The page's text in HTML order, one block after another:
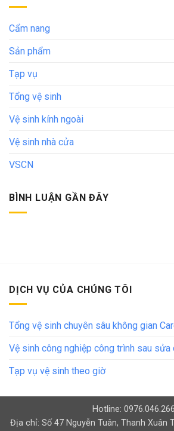
Cẩm nang
Sản phẩm
Tạp vụ
Tổng vệ sinh
Vệ sinh kính ngoài
Vệ sinh nhà cửa
VSCN
BÌNH LUẬN GẦN ĐÂY
DỊCH VỤ CỦA CHÚNG TÔI
Tổng vệ sinh chuyên sâu không gian
Vệ sinh công nghiệp công trình sau sửa
Tạp vụ vệ sinh theo giờ
Hotline: 0976.046.266
Địa chỉ: Số 47 Nguyễn Tuân, Thanh Xuân